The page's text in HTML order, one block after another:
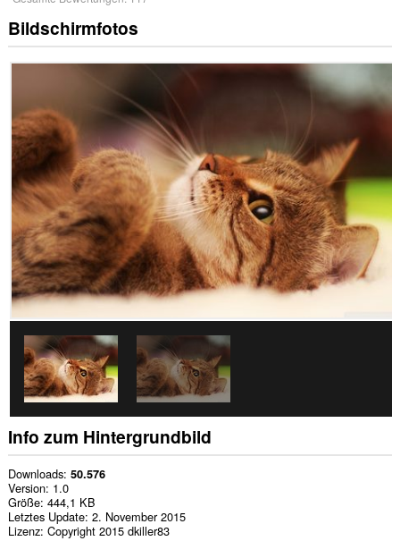
Bildschirmfotos
Info zum Hintergrundbild
Downloads 50.576
Version 1.0
Größe 444,1 KB
Letztes Update 2. November 2015
Lizenz Copyright 2015 dkiller83